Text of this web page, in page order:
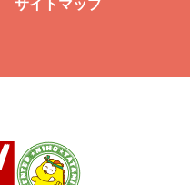
サイトマップ